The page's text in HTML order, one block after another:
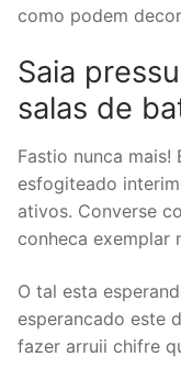
como podem
Saia
salas de
Fastio nunca mais!
esfogiteado
ativos. Converse
conheca exemplar
O tal esta
esperancado este
fazer arruii chifre